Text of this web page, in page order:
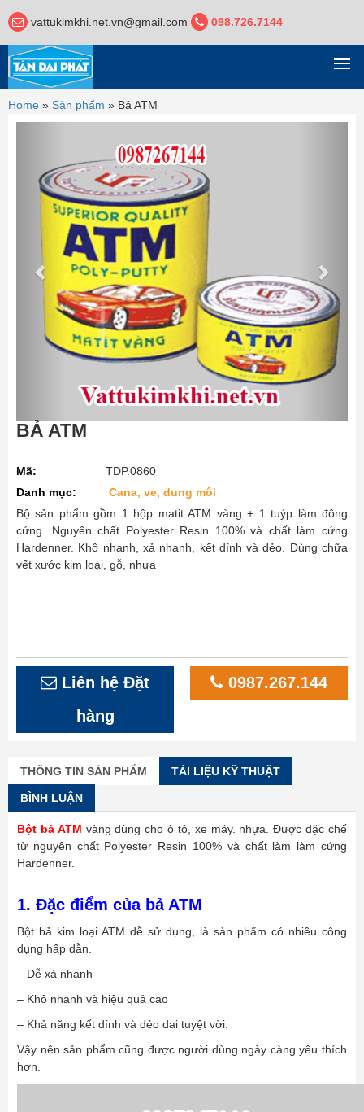
vattukimkhi.net.vn@gmail.com 098.726.7144
DANH MỤC
Home » Sản phẩm » Bả ATM
BẢ ATM
Mã:
TDP.0860
Danh mục:
Cana, ve, dung môi
Bộ sản phẩm gồm 1 hộp matit ATM vàng + 1 tuýp làm đông
cứng. Nguyên chất Polyester Resin 100% và chất làm cứng
Hardenner. Khô nhanh, xả nhanh, kết dính và dẻo. Dùng chữa
vết xước kim loại, gỗ, nhựa
Liên hệ Đặt
hàng
0987.267.144
THÔNG TIN SẢN PHẨM TÀI LIỆU KỸ THUẬT
BÌNH LUẬN
Bột bả ATM vàng dùng cho ô tô, xe máy. nhựa. Được đặc chế
từ nguyên chất Polyester Resin 100% và chất làm làm cứng
Hardenner.
1. Đặc điểm của bả ATM
Bột bả kim loại ATM dễ sử dụng, là sản phẩm có nhiều công
dụng hấp dẫn.
– Dễ xả nhanh
– Khô nhanh và hiệu quả cao
– Khả năng kết dính và dẻo dai tuyệt vời.
Vậy nên sản phẩm cũng được người dùng ngày càng yêu thích
hơn.